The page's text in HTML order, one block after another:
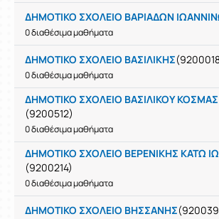
ΔΗΜΟΤΙΚΟ ΣΧΟΛΕΙΟ ΒΑΡΙΑΔΩΝ
0 διαθέσιμα μαθήματα
ΔΗΜΟΤΙΚΟ ΣΧΟΛΕΙΟ ΒΑΣΙΛΙΚΗΣ
0 διαθέσιμα μαθήματα
ΔΗΜΟΤΙΚΟ ΣΧΟΛΕΙΟ ΒΑΣΙΛΙΚΟΥ
(9200512)
0 διαθέσιμα μαθήματα
ΔΗΜΟΤΙΚΟ ΣΧΟΛΕΙΟ ΒΕΡΕΝΙΚΗΣ ΚΑΤΩ
(9200214)
0 διαθέσιμα μαθήματα
ΔΗΜΟΤΙΚΟ ΣΧΟΛΕΙΟ ΒΗΣΣΑΝΗΣ